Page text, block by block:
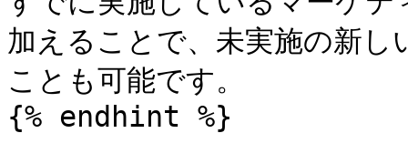
加えることで、未実施の新
ことも可能です。
{% endhint %}